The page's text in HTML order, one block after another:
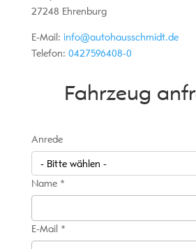
27248 Ehrenburg
E-Mail: info@autohausschmidt.de
Telefon: 0427596408-0
Fahrzeug
Anrede
- Bitte wählen -
Name *
E-Mail *